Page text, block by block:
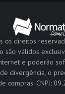
os direitos
são válidos
e poderão
divergência, o
compras. CNPJ: